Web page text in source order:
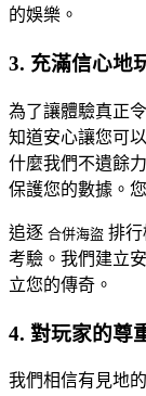
的娛樂。
3. 充滿信心地
為了讓體驗真正
知道安心讓您可
什麼我們不遺餘
保護您的數據。
追逐 合併海盜 排
考驗。我們建立
立您的傳奇。
4. 對玩家的尊
我們相信有見地